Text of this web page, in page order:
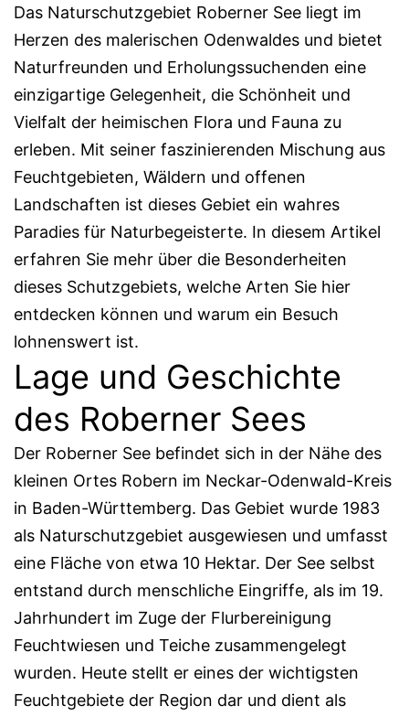
Das Naturschutzgebiet Roberner See liegt im
Herzen des malerischen Odenwaldes und bietet
Naturfreunden und Erholungssuchenden eine
einzigartige Gelegenheit, die Schönheit und
Vielfalt der heimischen Flora und Fauna zu
erleben. Mit seiner faszinierenden Mischung aus
Feuchtgebieten, Wäldern und offenen
Landschaften ist dieses Gebiet ein wahres
Paradies für Naturbegeisterte. In diesem Artikel
erfahren Sie mehr über die Besonderheiten
dieses Schutzgebiets, welche Arten Sie hier
entdecken können und warum ein Besuch
lohnenswert ist.
Lage und Geschichte
des Roberner Sees
Der Roberner See befindet sich in der Nähe des
kleinen Ortes Robern im Neckar-Odenwald-Kreis
in Baden-Württemberg. Das Gebiet wurde 1983
als Naturschutzgebiet ausgewiesen und umfasst
eine Fläche von etwa 10 Hektar. Der See selbst
entstand durch menschliche Eingriffe, als im 19.
Jahrhundert im Zuge der Flurbereinigung
Feuchtwiesen und Teiche zusammengelegt
wurden. Heute stellt er eines der wichtigsten
Feuchtgebiete der Region dar und dient als